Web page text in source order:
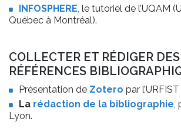
INFOSPHERE, le tutoriel de l’UQAM
Québec à Montréal).
COLLECTER ET RÉDIGER DES
RÉFÉRENCES
Présentation de Zotero par
La rédaction de la bibliographie,
Lyon.